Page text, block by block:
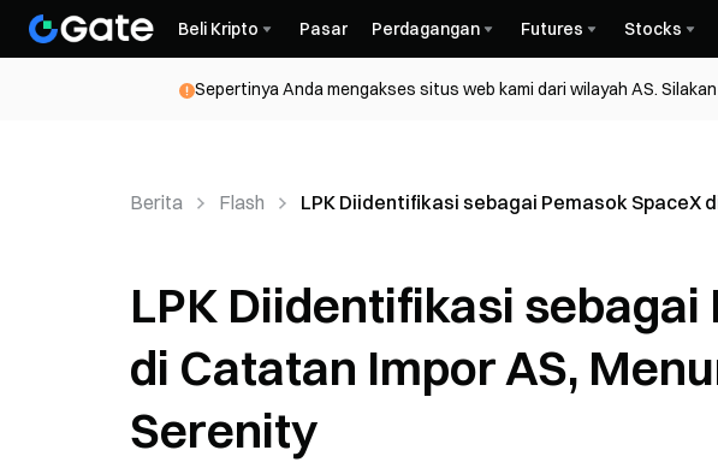
Beli Kripto Pasar Perdagangan Futures Stocks
Sepertinya Anda mengakses situs web kami dari wilayah AS.
Berita Flash LPK Diidentifikasi sebagai Pemasok
LPK Diidentifikasi sebagai
di Catatan Impor AS,
Serenity